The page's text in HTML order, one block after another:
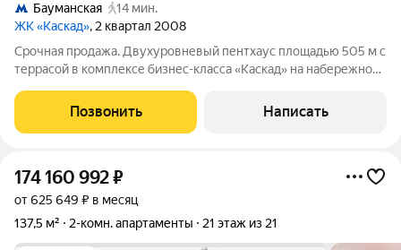
Бауманская
14 мин.
ЖК «Каскад», 2 квартал 2008
Срочная продажа. Двухуровневый пентхаус площадью 505 м с
террасой в комплексе бизнес-класса «Каскад» на набережной
расположен на восьмом и девятом этажах. Интерьеры
выполнены в светлых лаконичных
Позвонить Написать
174 160 992₽
от 625 649 ₽ в месяц
137,5 м²
2-комн. апартаменты 21 этаж из 21